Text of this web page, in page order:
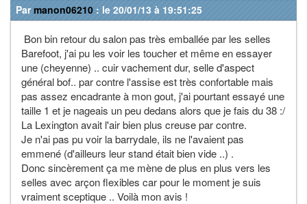
Parmanon06210 : le 20/01/13 à 19:51:25
Bon bin retour du salon pas très emballée par les selles
Barefoot, j'ai pu les voir les toucher et même en essayer
une (cheyenne) .. cuir vachement dur, selle d'aspect
général bof.. par contre l'assise est très confortable mais
pas assez encadrante à mon gout, j'ai pourtant essayé une
taille 1 et je nageais un peu dedans alors que je fais du 38 :/
La Lexington avait l'air bien plus creuse par contre.
Je n'ai pas pu voir la barrydale, ils ne l'avaient pas
emmené (d'ailleurs leur stand était bien vide ..) .
Donc sincèrement ça me mène de plus en plus vers les
selles avec arçon flexibles car pour le moment je suis
vraiment sceptique .. Voilà mon avis !